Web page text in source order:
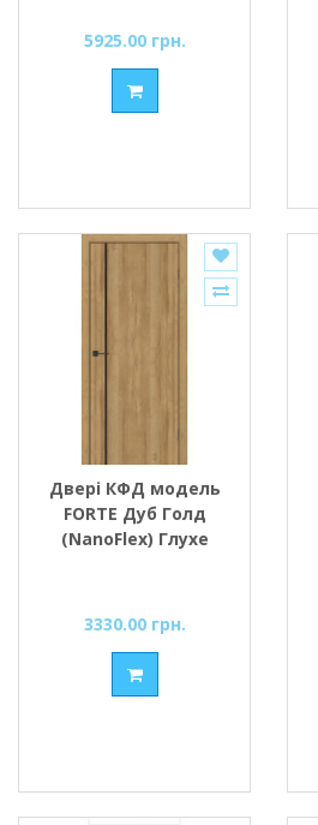
5925.00 грн.
Двері КФД модель
FORTE Дуб Голд
(NanoFlex) Глухе
3330.00 грн.